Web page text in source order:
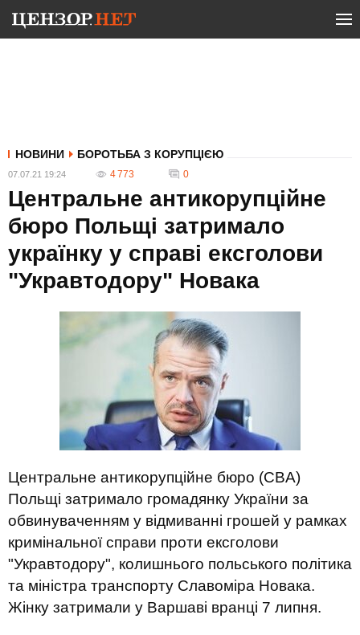
НОВИНИ БОРОТЬБА З КОРУПЦІЄЮ
07.07.21 19:24 4 773 0
Центральне антикорупційне
бюро Польщі затримало
українку у справі ексголови
"Укравтодору" Новака
Центральне антикорупційне бюро (CBA)
Польщі затримало громадянку України за
обвинуваченням у відмиванні грошей у рамках
кримінальної справи проти ексголови
"Укравтодору", колишнього польського політика
та міністра транспорту Славоміра Новака.
Жінку затримали у Варшаві вранці 7 липня.